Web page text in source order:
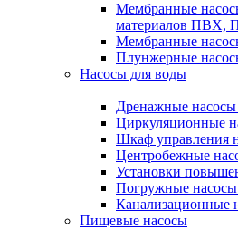
Мембранные
материалов ПВХ,
Мембранные
Плунжерные
Насосы для воды
Дренажные
Циркуляционные
Шкаф управления
Центробежные
Установки
Погружные
Канализационные
Пищевые насосы